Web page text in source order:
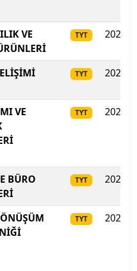
Üniversitesi
Üniversitesi
VE
TYT 2025
TYT 2025
VE
TYT 2025
BÜRO
TYT 2025
TYT 2025